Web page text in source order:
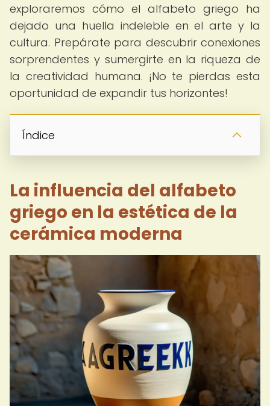
exploraremos cómo el alfabeto griego ha
dejado una huella indeleble en el arte y la
cultura. Prepárate para descubrir conexiones
sorprendentes y sumergirte en la riqueza de
la creatividad humana. ¡No te pierdas esta
oportunidad de expandir tus horizontes!
Índice
La influencia del alfabeto
griego en la estética de la
cerámica moderna